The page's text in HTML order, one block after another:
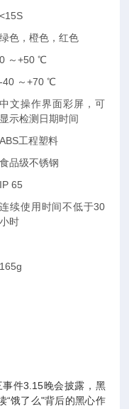
<15S
绿色，橙色，红色
0 ～+50 ℃
-40 ～+70 ℃
中文操作界面彩屏，可
显示检测日期时间
ABS工程塑料
食品级不锈钢
IP 65
连续使用时间不低于30
小时
165g
件3.15晚会披露，黑
“饿了么"背后的黑心作